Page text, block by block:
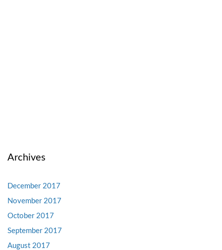
Archives
December 2017
November 2017
October 2017
September 2017
August 2017